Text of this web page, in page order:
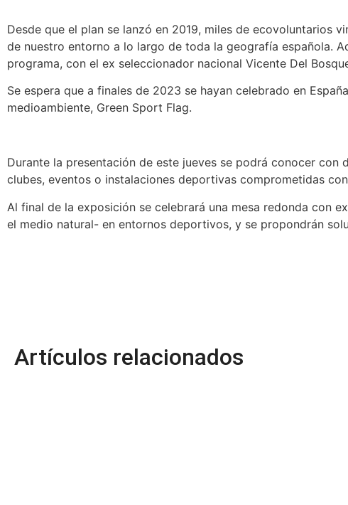
Desde que el plan se lanzó en 2019, miles de ecovoluntarios
de nuestro entorno a lo largo de toda la geografía española.
programa, con el ex seleccionador nacional Vicente Del
Se espera que a finales de 2023 se hayan celebrado en
medioambiente, Green Sport Flag.
Durante la presentación de este jueves se podrá conocer
clubes, eventos o instalaciones deportivas comprometidas
Al final de la exposición se celebrará una mesa redonda con
el medio natural- en entornos deportivos, y se propondrán
Artículos relacionados